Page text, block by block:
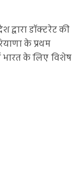
द्वारा डॉक्टरेट की
के प्रथम
भारत के लिए विशेष